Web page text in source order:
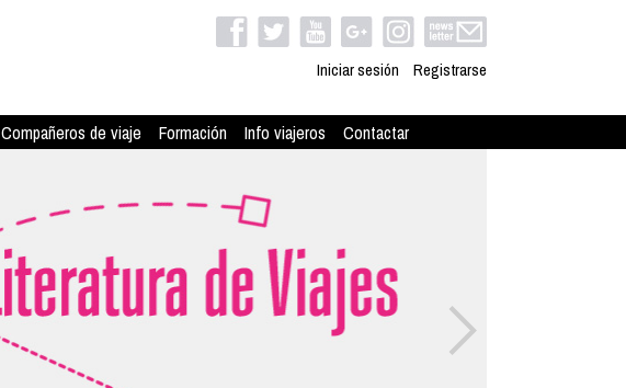
Iniciar sesión Registrarse
Compañeros de viaje Formación Info viajeros Contactar